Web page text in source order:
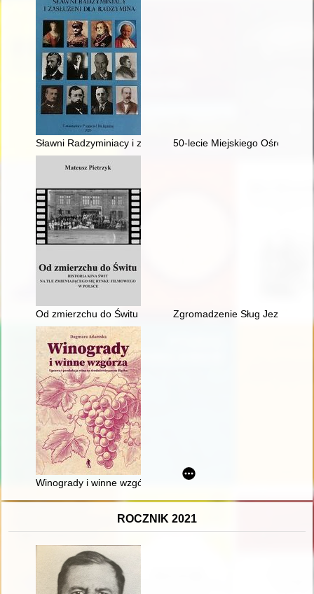
Sławni Radzyminiacy i zasłużeni dla Radzymina
50-lecie Miejskiego Ośrodka
Od zmierzchu do Świtu : historia kina Świt na tle
Zgromadzenie Sług Jezusa w
Winogrady i winne wzgórza : uprawa i produkcja wina na
ROCZNIK 2021